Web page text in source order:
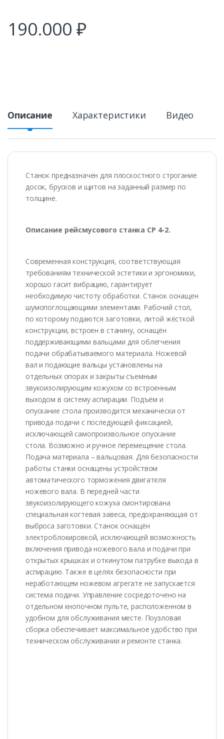
190.000 ₽
Описание Характеристики Видео
Станок предназначен для плоскостного строгание
досок, брусков и щитов на заданный размер по
толщине.
Описание рейсмусового станка СР 4-2.
Cовременная конструкция, соответствующая
требованиям технической эстетики и эргономики,
хорошо гасит вибрацию, гарантирует
необходимую чистоту обработки. Станок оснащен
шумопоглощающими элементами. Рабочий стол,
по которому подаются заготовки, литой жёсткой
конструкции, встроен в станину, оснащён
поддерживающими вальцами для облегчения
подачи обрабатываемого материала. Ножевой
вал и подающие вальцы установлены на
отдельных опорах и закрыты съемным
звукоизолирующим кожухом со встроенным
выходом в систему аспирации. Подъём и
опускание стола производится механически от
привода подачи с последующей фиксацией,
исключающей самопроизвольное опускание
стола. Возможно и ручное перемещение стола.
Подача материала – вальцовая. Для безопасности
работы станки оснащены устройством
автоматического торможения двигателя
ножевого вала. В передней части
звукоизолирующего кожуха смонтирована
специальная когтевая завеса, предохраняющая от
выброса заготовки. Станок оснащён
электроблокировкой, исключающей возможность
включения привода ножевого вала и подачи при
открытых крышках и откинутом патрубке выхода в
аспирацию. Также в целях безопасности при
неработающем ножевом агрегате не запускается
система подачи. Управление сосредоточено на
отдельном кнопочном пульте, расположенном в
удобном для обслуживания месте. Поузловая
сборка обеспечивает максимальное удобство при
техническом обслуживании и ремонте станка.